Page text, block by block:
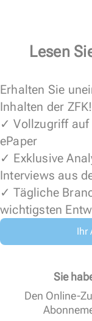
Lesen
Erhalten Sie
Inhalten der ZFK!
✓ Vollzugriff auf
ePaper
✓ Exklusive
Interviews aus
✓ Tägliche
wichtigsten
Ihr
Sie
Den Online-